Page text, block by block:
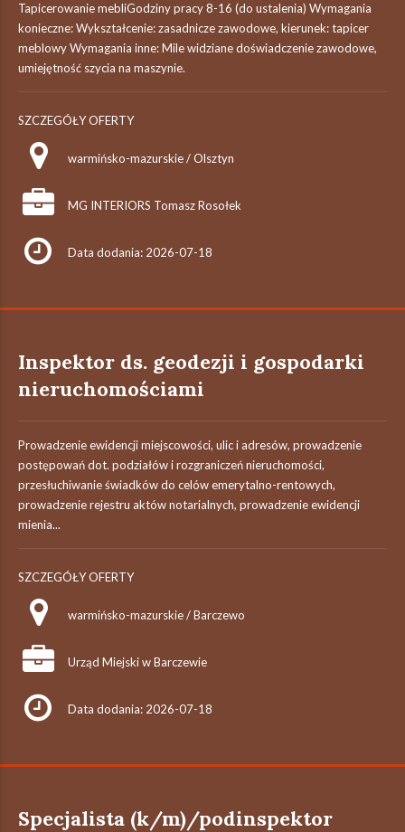
Tapicerowanie mebliGodziny pracy 8-16 (do ustalenia) Wymagania
konieczne: Wykształcenie: zasadnicze zawodowe, kierunek: tapicer
meblowy Wymagania inne: Mile widziane doświadczenie zawodowe,
umiejętność szycia na maszynie.
SZCZEGÓŁY OFERTY
warmińsko-mazurskie / Olsztyn
MG INTERIORS Tomasz Rosołek
Data dodania: 2026-07-18
Inspektor ds. geodezji i gospodarki
nieruchomościami
Prowadzenie ewidencji miejscowości, ulic i adresów, prowadzenie
postępowań dot. podziałów i rozgraniczeń nieruchomości,
przesłuchiwanie świadków do celów emerytalno-rentowych,
prowadzenie rejestru aktów notarialnych, prowadzenie ewidencji
mienia...
SZCZEGÓŁY OFERTY
warmińsko-mazurskie / Barczewo
Urząd Miejski w Barczewie
Data dodania: 2026-07-18
Specjalista (k/m)/podinspektor